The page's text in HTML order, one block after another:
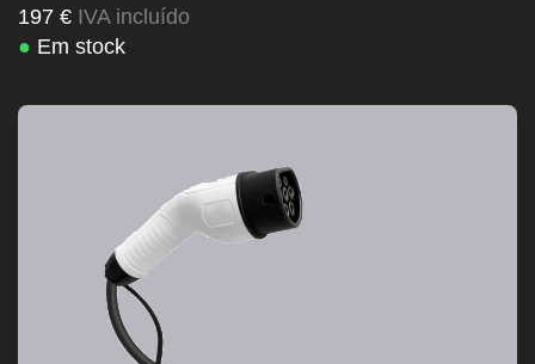
197 € IVA incluído
● Em stock